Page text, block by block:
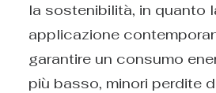
la sostenibilità, in quanto
applicazione
garantire un consumo
più basso, minori perdite